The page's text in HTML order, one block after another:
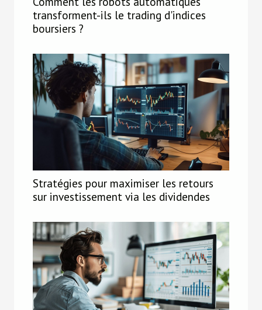
transforment-ils le trading d'indices
boursiers ?
Stratégies pour maximiser les retours
sur investissement via les dividendes